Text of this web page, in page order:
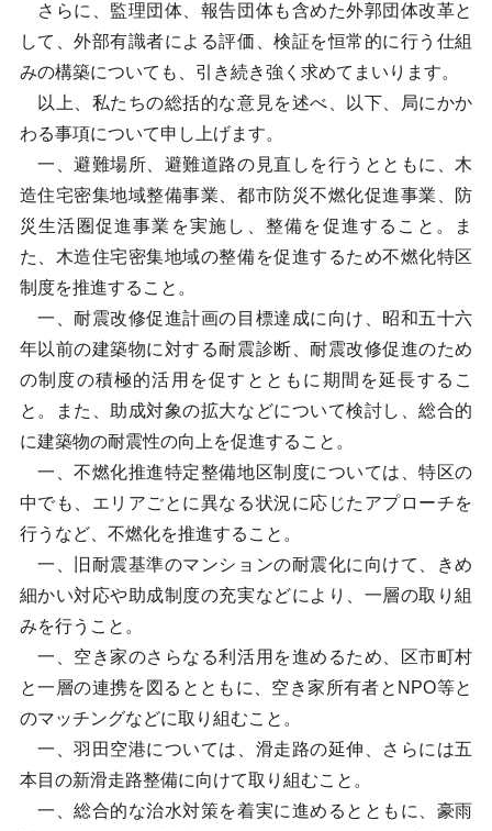
さらに、監理団体、報告団体も含めた外郭団体改革と
して、外部有識者による評価、検証を恒常的に行う仕組
みの構築についても、引き続き強く求めてまいります。
以上、私たちの総括的な意見を述べ、以下、局にかか
わる事項について申し上げます。
一、避難場所、避難道路の見直しを行うとともに、木
造住宅密集地域整備事業、都市防災不燃化促進事業、防
災生活圏促進事業を実施し、整備を促進すること。ま
た、木造住宅密集地域の整備を促進するため不燃化特区
制度を推進すること。
一、耐震改修促進計画の目標達成に向け、昭和五十六
年以前の建築物に対する耐震診断、耐震改修促進のため
の制度の積極的活用を促すとともに期間を延長するこ
と。また、助成対象の拡大などについて検討し、総合的
に建築物の耐震性の向上を促進すること。
一、不燃化推進特定整備地区制度については、特区の
中でも、エリアごとに異なる状況に応じたアプローチを
行うなど、不燃化を推進すること。
一、旧耐震基準のマンションの耐震化に向けて、きめ
細かい対応や助成制度の充実などにより、一層の取り組
みを行うこと。
一、空き家のさらなる利活用を進めるため、区市町村
と一層の連携を図るとともに、空き家所有者とNPO等と
のマッチングなどに取り組むこと。
一、羽田空港については、滑走路の延伸、さらには五
本目の新滑走路整備に向けて取り組むこと。
一、総合的な治水対策を着実に進めるとともに、豪雨